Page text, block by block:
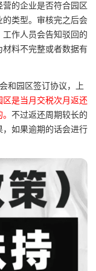
的企业是否符合园区
类型。审核完之后会
作人员会告知驳回的
料不完整或者数据有
和园区签订协议，上
区是当月交税次月返还
不过返还周期较长的
如果逾期的话会进行